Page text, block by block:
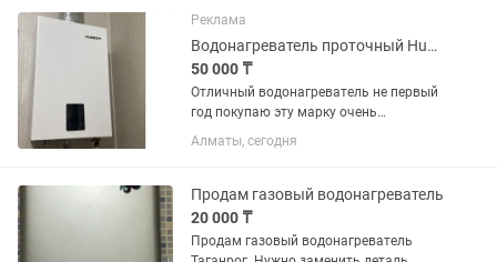
Реклама
Водонагреватель проточный Hubert AGW T30 белый
50 000 ₸
Отличный водонагреватель не первый
год покупаю эту марку очень
качественно всегда . Состояние
отличное все описание в фото есть
переездом самовывоз горный гигант
более...
Алматы, сегодня
Продам газовый водонагреватель
20 000 ₸
Продам газовый водонагреватель